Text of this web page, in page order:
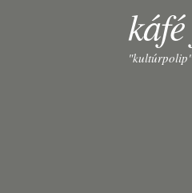
"kultúrpolip"